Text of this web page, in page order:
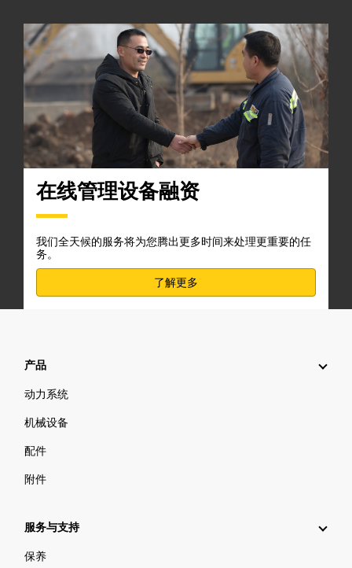
在线管理设备融资
我们全天候的服务将为您腾出更多时间来处理更重要的任
务。
了解更多
产品
动力系统
机械设备
配件
附件
服务与支持
保养